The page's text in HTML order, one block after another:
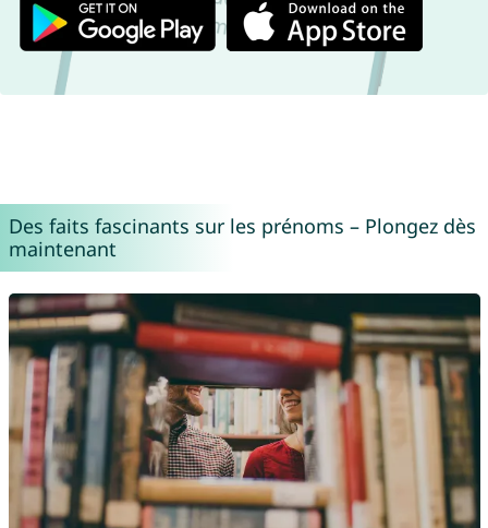
Des faits fascinants sur les prénoms – Plongez dès
maintenant